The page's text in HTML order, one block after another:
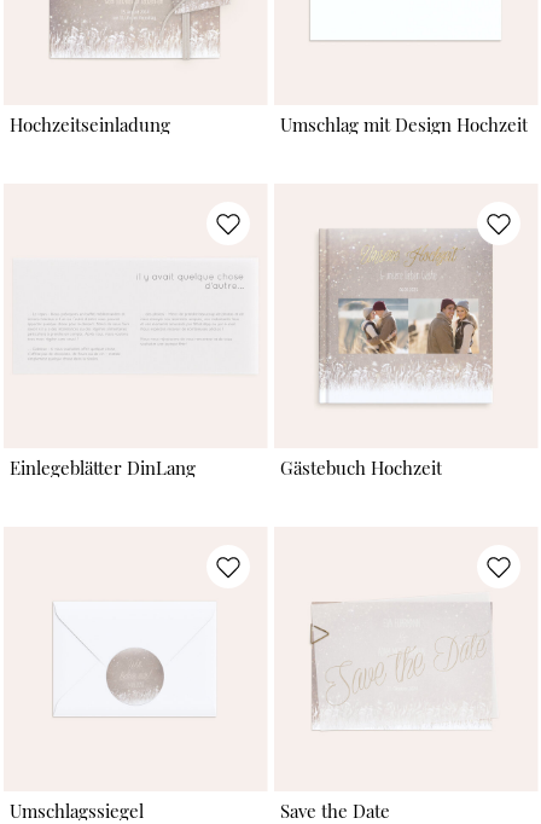
Hochzeitseinladung Umschlag mit Design Hochzeit
Einlegeblätter DinLang Gästebuch Hochzeit
Umschlagssiegel Save the Date